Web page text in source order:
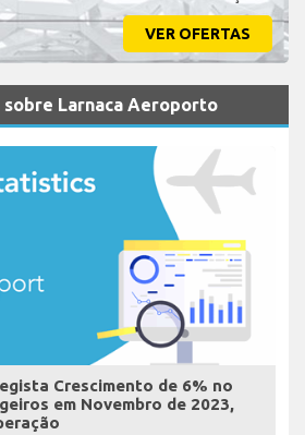
VER OFERTAS
Larnaca Aeroporto
Crescimento de 6% no
em Novembro de 2023,